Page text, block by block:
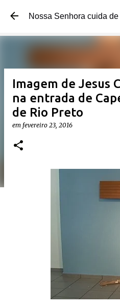
Nossa Senhora cuida
Imagem de Jesus
na entrada de
de Rio Preto
em fevereiro 23, 2016